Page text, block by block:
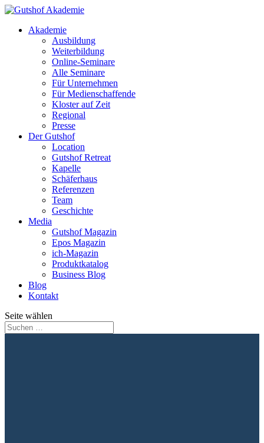
Akademie
Ausbildung
Weiterbildung
Online-Seminare
Alle Seminare
Für Unternehmen
Für Medienschaffende
Kloster auf Zeit
Regional
Presse
Der Gutshof
Location
Gutshof Retreat
Kapelle
Schäferhaus
Referenzen
Team
Geschichte
Media
Gutshof Magazin
Epos Magazin
ich-Magazin
Produktkatalog
Business Blog
Blog
Kontakt
Seite wählen